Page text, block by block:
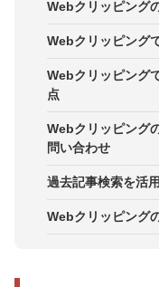
Webクリッピング
Webクリッ
Webクリッピング
STEP1．「
STEP3．「
STEP4．「
STEP5．「
Webクリッピング
点
注意点1．さ
Webクリッピング
問い合わせ
1．「クリッ
過去記事検索を活
Webクリッピング